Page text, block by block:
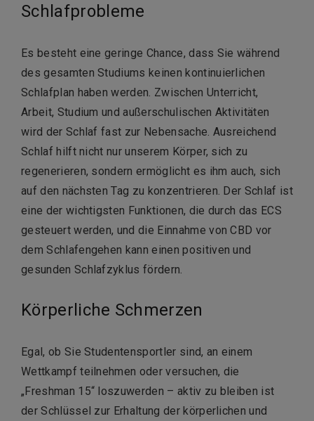
Schlafprobleme
Es besteht eine geringe Chance, dass Sie während
des gesamten Studiums keinen kontinuierlichen
Schlafplan haben werden. Zwischen Unterricht,
Arbeit, Studium und außerschulischen Aktivitäten
wird der Schlaf fast zur Nebensache. Ausreichend
Schlaf hilft nicht nur unserem Körper, sich zu
regenerieren, sondern ermöglicht es ihm auch, sich
auf den nächsten Tag zu konzentrieren. Der Schlaf ist
eine der wichtigsten Funktionen, die durch das ECS
gesteuert werden, und die Einnahme von CBD vor
dem Schlafengehen kann einen positiven und
gesunden Schlafzyklus fördern.
Körperliche Schmerzen
Egal, ob Sie Studentensportler sind, an einem
Wettkampf teilnehmen oder versuchen, die
„Freshman 15“ loszuwerden – aktiv zu bleiben ist
der Schlüssel zur Erhaltung der körperlichen und